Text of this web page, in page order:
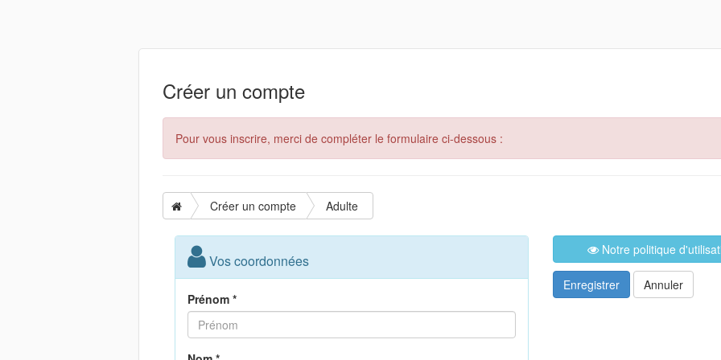
Créer un compte
Pour vous inscrire, merci de compléter le formulaire ci-dessous :
Créer un compte Adulte
Vos coordonnées
Prénom *
Notre politique
Enregistrer Annuler